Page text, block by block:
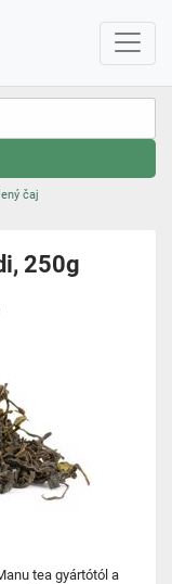
čaj
250g
tea gyártótól a